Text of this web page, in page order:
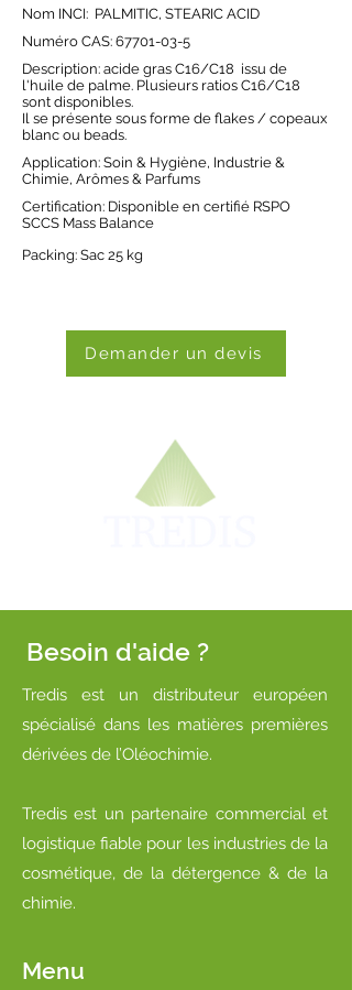
Nom INCI: PALMITIC, STEARIC ACID
Numéro CAS: 67701-03-5
Description: acide gras C16/C18 issu de
l'huile de palme. Plusieurs ratios C16/C18
sont disponibles.
Il se présente sous forme de flakes / copeaux
blanc ou beads.
Application: Soin & Hygiène, Industrie &
Chimie, Arômes & Parfums
Certification: Disponible en certifié RSPO
SCCS Mass Balance
Packing: Sac 25 kg
Demander un devis
Besoin d'aide ?
Tredis est un distributeur européen
spécialisé dans les matières premières
dérivées de l’Oléochimie.
Tredis est un partenaire commercial et
logistique fiable pour les industries de la
cosmétique, de la détergence & de la
chimie.
Menu